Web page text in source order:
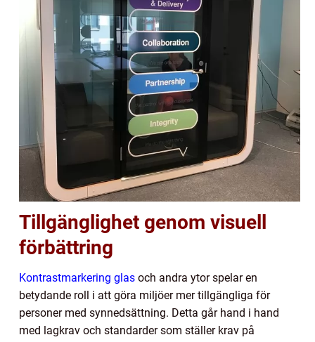
Tillgänglighet genom visuell
förbättring
Kontrastmarkering glas och andra ytor spelar en
betydande roll i att göra miljöer mer tillgängliga för
personer med synnedsättning. Detta går hand i hand
med lagkrav och standarder som ställer krav på